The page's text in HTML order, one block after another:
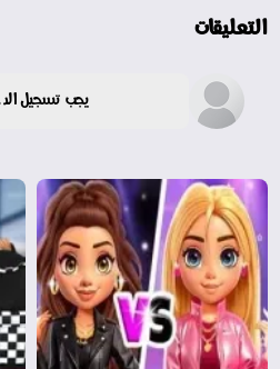
التعليقات
يجب تسجيل